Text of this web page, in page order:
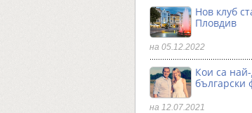
Нов клуб
Пловдив
на 05.12.2022
Кои са
български
на 12.07.2021